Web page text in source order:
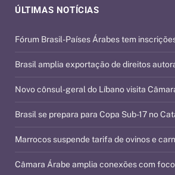
ÚLTIMAS NOTÍCIAS
Fórum Brasil-Países Árabes tem
Brasil amplia exportação de direitos
Novo cônsul-geral do Líbano visita
Brasil se prepara para Copa Sub-17 no
Marrocos suspende tarifa de ovinos e
Câmara Árabe amplia conexões com